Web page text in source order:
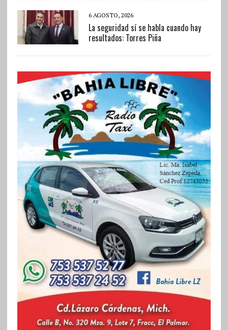
6 AGOSTO, 2026
La seguridad sí se habla cuando hay
resultados: Torres Piña